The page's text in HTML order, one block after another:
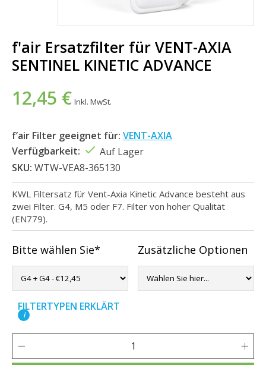
f'air Ersatzfilter für VENT-AXIA
SENTINEL KINETIC ADVANCE
12,45 € Inkl. MwSt.
f’air Filter geeignet für: VENT-AXIA
Verfügbarkeit:
Auf Lager
SKU: WTW-VEA8-365130
KWL Filtersatz für Vent-Axia Kinetic Advance besteht aus
zwei Filter. G4, M5 oder F7. Filter von hoher Qualität
(EN779).
Bitte wählen Sie* Zusätzliche Optionen
FILTERTYPEN ERKLÄRT
i